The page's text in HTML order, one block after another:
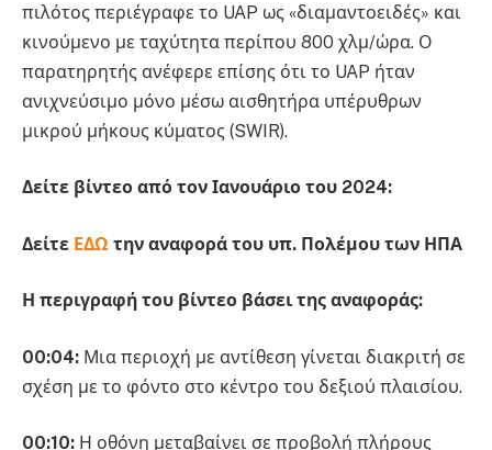
πιλότος περιέγραφε το UAP ως «διαμαντοειδές» και
κινούμενο με ταχύτητα περίπου 800 χλμ/ώρα. Ο
παρατηρητής ανέφερε επίσης ότι το UAP ήταν
ανιχνεύσιμο μόνο μέσω αισθητήρα υπέρυθρων
μικρού μήκους κύματος (SWIR).
Δείτε βίντεο από τον Ιανουάριο του 2024:
Δείτε ΕΔΩ την αναφορά του υπ. Πολέμου των ΗΠΑ
Η περιγραφή του βίντεο βάσει της αναφοράς:
00:04: Μια περιοχή με αντίθεση γίνεται διακριτή σε
σχέση με το φόντο στο κέντρο του δεξιού πλαισίου.
00:10: Η οθόνη μεταβαίνει σε προβολή πλήρους